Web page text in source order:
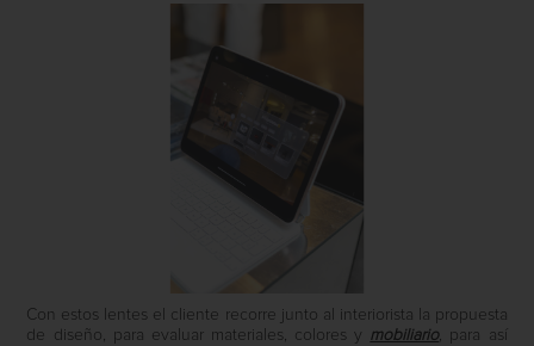
Con estos lentes el cliente recorre junto al interiorista la propuesta
de diseño, para evaluar materiales, colores y mobiliario, para así